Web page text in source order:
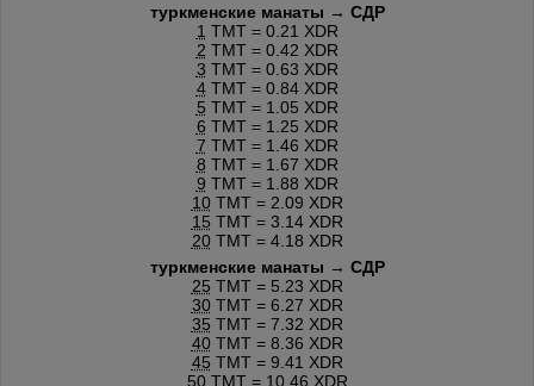
туркменские манаты → СДР
1 TMT = 0.21 XDR
2 TMT = 0.42 XDR
3 TMT = 0.63 XDR
4TMT = 0.84 XDR
5 TMT = 1.05 XDR
6 TMT = 1.25 XDR
7 TMT = 1.46 XDR
8 TMT = 1.67 XDR
9 TMT = 1.88 XDR
10TMT = 2.09 XDR
15 TMT = 3.14 XDR
20TMT = 4.18 XDR
туркменские манаты → СДР
25 TMT = 5.23 XDR
30TMT = 6.27 XDR
35 TMT = 7.32 XDR
40TMT = 8.36 XDR
45 TMT = 9.41 XDR
50TMT = 10.46 XDR